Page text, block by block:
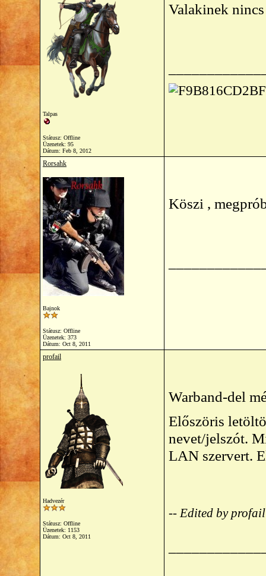
Talpas
Státusz: Offline
Üzenetek: 95
Dátum: Feb 8, 2012
Valakinek
Rorsahk
Bajnok
Státusz: Offline
Üzenetek: 373
Dátum: Oct 8, 2011
Köszi ,
profail
Hadvezér
Státusz: Offline
Üzenetek: 1153
Dátum: Oct 8, 2011
Warband-del
Előszöris
nevet/jelszót.
LAN szervert.
-- Edited by